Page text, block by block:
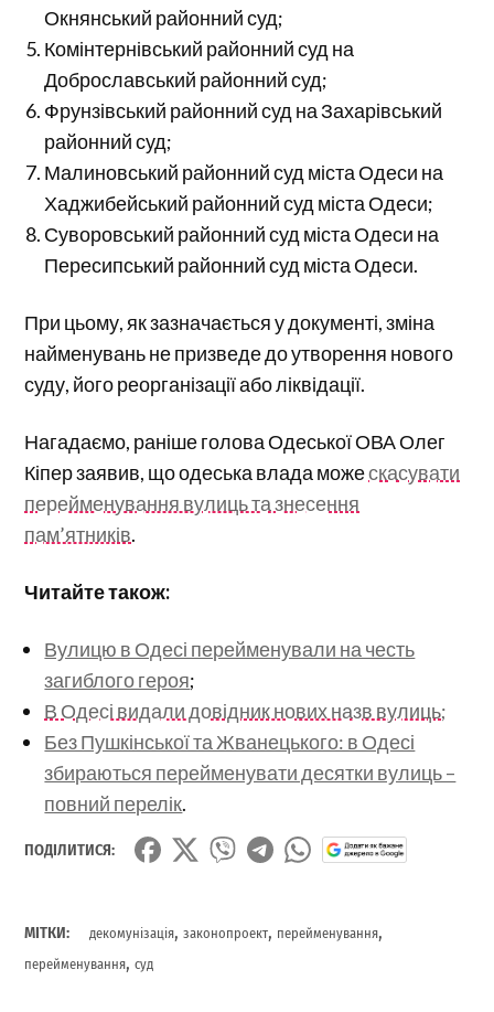
Окнянський районний суд;
Комінтернівський районний суд на
Доброславський районний суд;
Фрунзівський районний суд на Захарівський
районний суд;
Малиновський районний суд міста Одеси на
Хаджибейський районний суд міста Одеси;
Суворовський районний суд міста Одеси на
Пересипський районний суд міста Одеси.
При цьому, як зазначається у документі, зміна
найменувань не призведе до утворення нового
суду, його реорганізації або ліквідації.
Нагадаємо, раніше голова Одеської ОВА Олег
Кіпер заявив, що одеська влада можескасувати
перейменування вулиць та знесення
пам’ятників.
Читайте також:
Вулицю в Одесі перейменували на честь
загиблого героя;
В Одесі видали довідник нових назв вулиць;
Без Пушкінської та Жванецького: в Одесі
збираються перейменувати десятки вулиць –
повний перелік.
ПОДІЛИТИСЯ:
МІТКИ: декомунізація,законопроект, перейменування,
перейменування,суд